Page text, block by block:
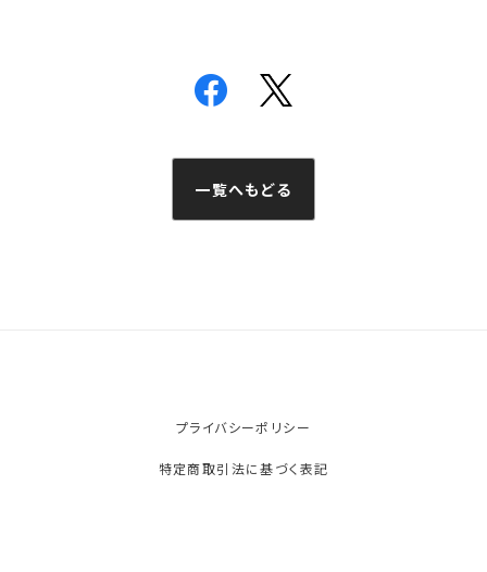
一覧へもどる
プライバシーポリシー
特定商取引法に基づく表記